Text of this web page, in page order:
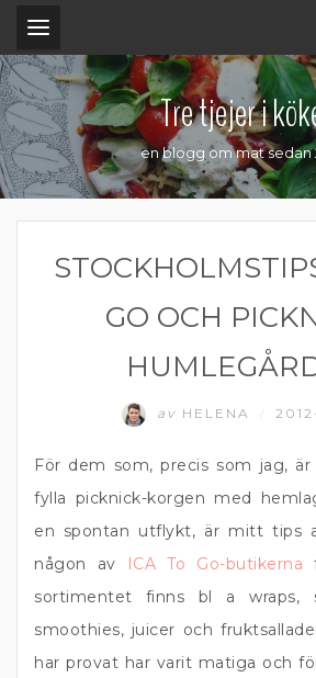
Tre tjejer i
en blogg om mat sedan
GO OCH
av HELENA
För dem som, precis som jag,
fylla picknick-korgen med
en spontan utflykt, är mitt tips
någon av
ICA To Go-butikerna
sortimentet finns bl a wraps,
smoothies, juicer och
har provat har varit matiga och